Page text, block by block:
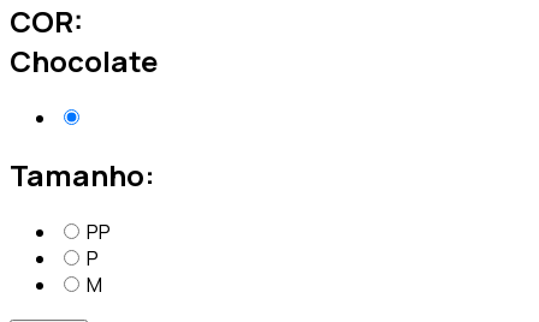
COR:
Chocolate
Tamanho:
PP
P
M